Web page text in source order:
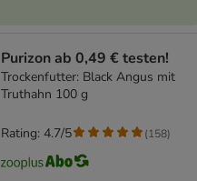
Purizon ab 0,49 € testen!
Trockenfutter: Black Angus mit
Truthahn 100 g
Rating: 4.7/5 (158)